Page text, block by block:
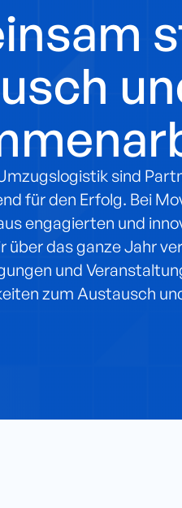
sind
für den Erfolg. Bei
engagierten und
das ganze Jahr
und
zum Austausch